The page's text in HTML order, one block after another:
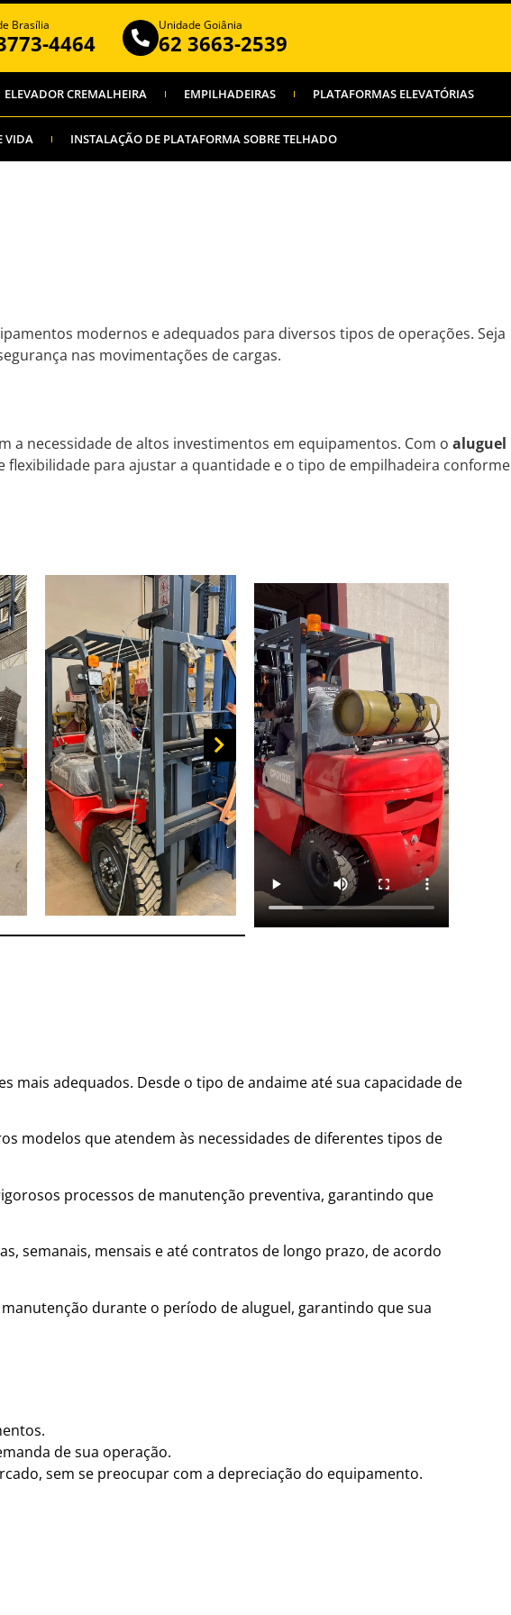
Brasília
4464
Unidade Goiânia
62 3663-2539
ELEVADOR CREMALHEIRA EMPILHADEIRAS PLATAFORMAS ELEVATÓRIAS
VIDA INSTALAÇÃO DE PLATAFORMA SOBRE TELHADO
modernos e adequados para diversos tipos de operações. Seja
nas movimentações de cargas.
necessidade de altos investimentos em equipamentos. Com o aluguel
para ajustar a quantidade e o tipo de empilhadeira conforme
mais adequados. Desde o tipo de andaime até sua capacidade de
modelos que atendem às necessidades de diferentes tipos de
processos de manutenção preventiva, garantindo que
semanais, mensais e até contratos de longo prazo, de acordo
durante o período de aluguel, garantindo que sua
de sua operação.
sem se preocupar com a depreciação do equipamento.